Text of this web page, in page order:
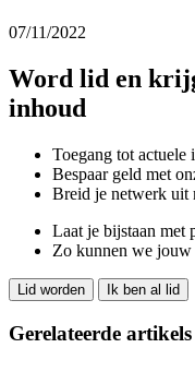
07/11/2022
Word lid en
inhoud
Toegang tot actuele
Bespaar geld met
Breid je netwerk uit
Laat je bijstaan met
Zo kunnen we jouw
Lid worden Ik ben al lid
Gerelateerde artikels